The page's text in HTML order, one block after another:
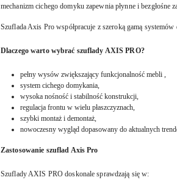
mechanizm cichego domyku zapewnia płynne i
Szuflada Axis Pro współpracuje z szeroką gamą
Dlaczego warto wybrać szuflady AXIS PRO?
pełny wysów zwiększający funkcjonalność mebli ,
system cichego domykania,
wysoka nośność i stabilność konstrukcji,
regulacja frontu w wielu płaszczyznach,
szybki montaż i demontaż,
nowoczesny wygląd dopasowany do aktualnych
Zastosowanie szuflad Axis Pro
Szuflady AXIS PRO doskonale sprawdzają się w: